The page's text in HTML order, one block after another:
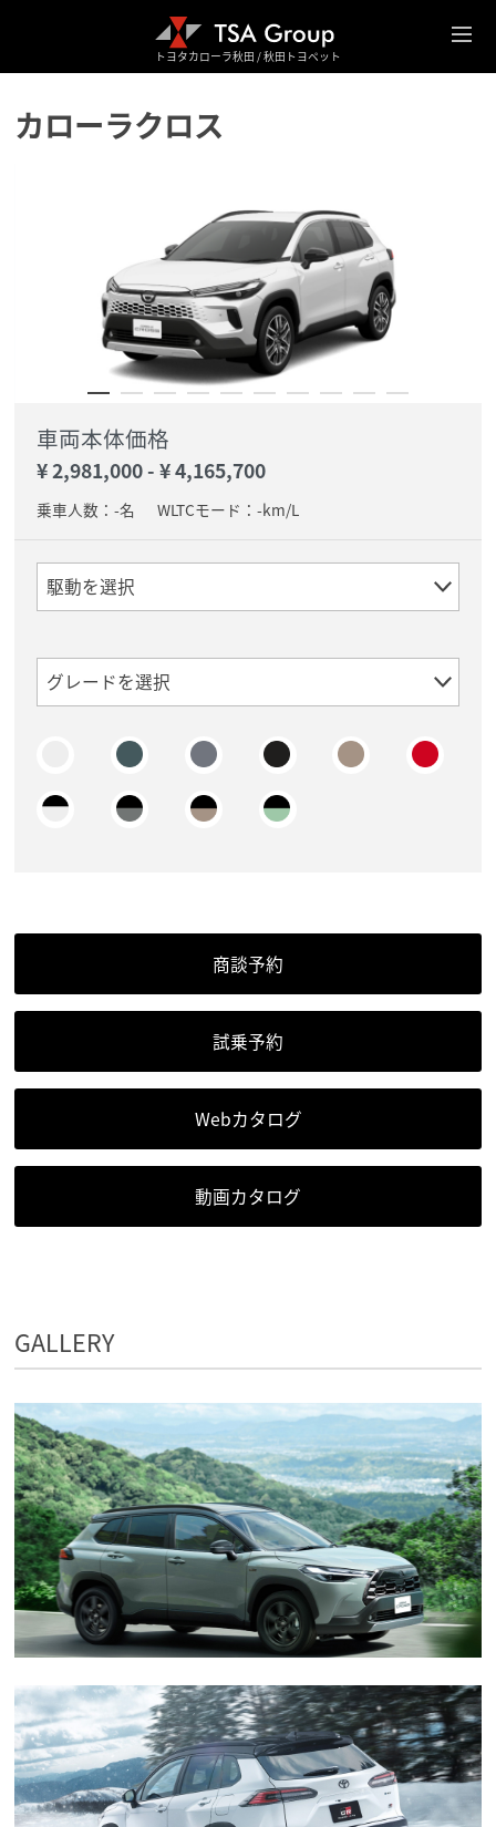
トヨタカローラ秋田 / 秋田トヨペット
カローラクロス
車両本体価格
¥ 2,981,000-¥ 4,165,700
乗車人数：-名 WLTCモード：-km/L
商談予約
試乗予約
Webカタログ
動画カタログ
GALLERY